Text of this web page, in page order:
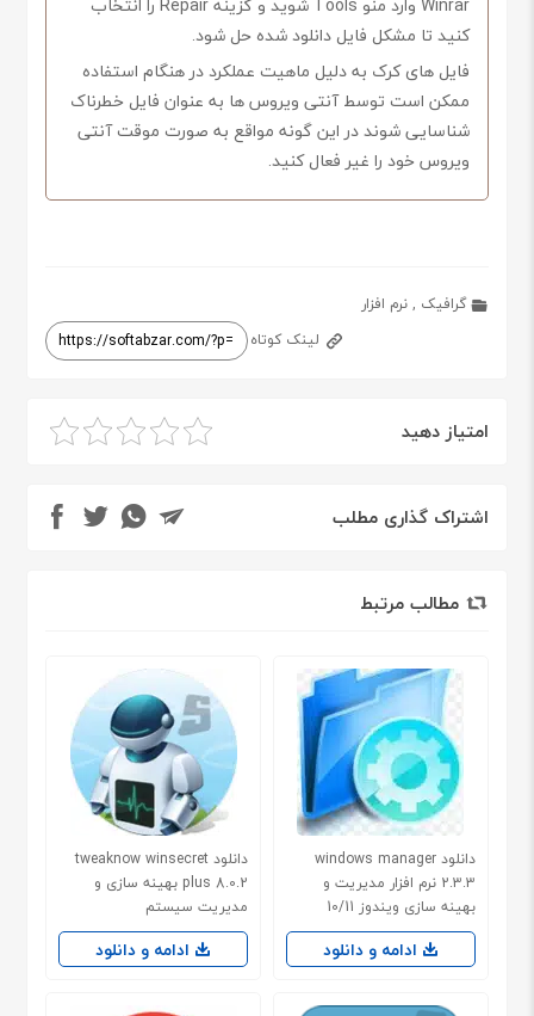
کنید تا مشکل فایل دانلود شده حل شود.
فایل های کرک به دلیل ماهیت عملکرد در هنگام استفاده
ممکن است توسط آنتی ویروس ها به عنوان فایل خطرناک
شناسایی شوند در این گونه مواقع به صورت موقت آنتی
ویروس خود را غیر فعال کنید.
گرافیک ,نرم افزار
لینک کوتاه
امتیاز دهید
اشتراک گذاری مطلب
مطالب مرتبط
دانلود windows manager
2.3.3 نرم افزار مدیریت و
بهینه سازی ویندوز 10/11
ادامه و دانلود
دانلود tweaknow winsecret
plus 8.0.2 بهینه سازی و
مدیریت سیستم
ادامه و دانلود